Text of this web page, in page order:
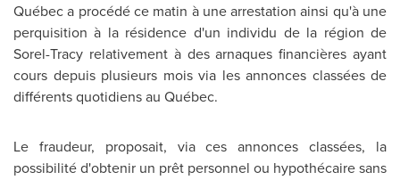
Québec a procédé ce matin à une arrestation ainsi qu'à une
perquisition à la résidence d'un individu de la région de
Sorel-Tracy relativement à des arnaques financières ayant
cours depuis plusieurs mois via les annonces classées de
différents quotidiens au Québec.
Le fraudeur, proposait, via ces annonces classées, la
possibilité d'obtenir un prêt personnel ou hypothécaire sans